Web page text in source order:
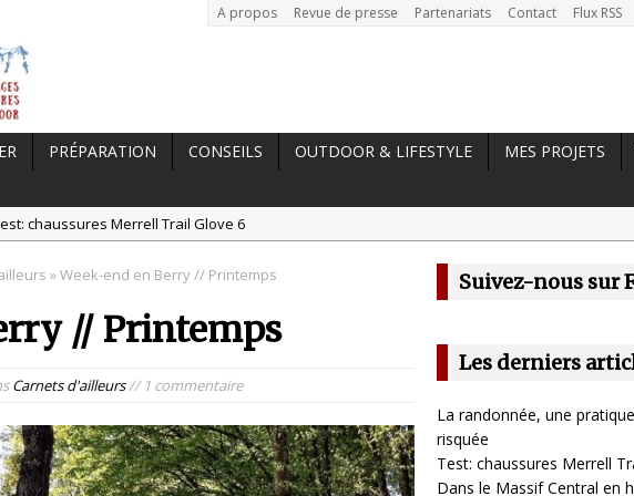
A propos Revue de presse Partenariats Contact Flux RSS
PRÉPARATION CONSEILS OUTDOOR & LIFESTYLE MES PROJETS
chaussures Merrell Trail Glove 6
Garmin Epix 2, la meilleure montre pour TOUS les sportifs
chaussures de running Altra Rivera 2
La randonnée, une pratique qui peut s’avérer risquée
» Week-end en Berry // Printemps
// Printemps
Carnets d'ailleurs// 1 commentaire
Suivez-nous sur
Les derniers
La randonnée, une
risquée
Test: chaussures Merrell
Dans le Massif Central en